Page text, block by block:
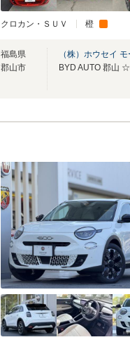
クロカン・ＳＵＶ 橙
福島県
郡山市
（株）ホウセイ